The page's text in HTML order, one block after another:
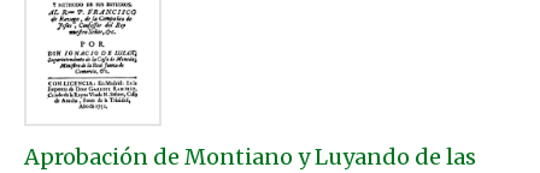
Aprobación de Montiano y Luyando de las